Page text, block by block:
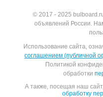
© 2017 - 2025
объявлений России.
Использование сайта,
соглашением (публичной
Политикой
обработки
А также, посещая наш
обработку